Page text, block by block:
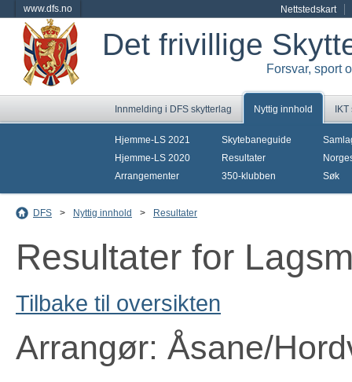
www.dfs.no Nettstedskart
Det frivillige
Forsvar, sport
Innmelding i DFS skytterlag Nyttig innhold
Hjemme-LS 2021
Hjemme-LS 2020
Arrangementer
Skytebaneguide
Resultater
350-klubben
Søk
DFS > Nyttig innhold > Resultater
Resultater for
Tilbake til oversikten
Arrangør: Åsane/